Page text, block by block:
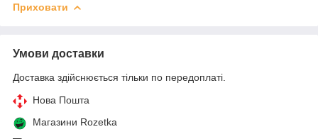
Приховати
Умови доставки
Доставка здійснюється тільки по передоплаті.
Нова Пошта
Магазини Rozetka